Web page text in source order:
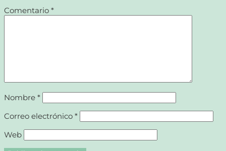
Comentario *
Nombre *
Correo electrónico *
Web